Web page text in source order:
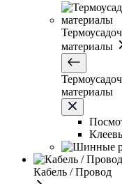
материалы
материалы
Кабель / Провод